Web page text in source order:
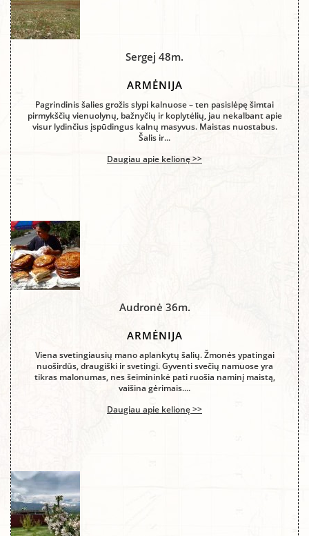
Sergej 48m.
ARMĖNIJA
Pagrindinis šalies grožis slypi kalnuose – ten pasislėpę šimtai
pirmykščių vienuolynų, bažnyčių ir koplytėlių, jau nekalbant apie
visur lydinčius įspūdingus kalnų masyvus. Maistas nuostabus.
Šalis ir...
Daugiau apie kelionę >>
Audronė 36m.
ARMĖNIJA
Viena svetingiausių mano aplankytų šalių. Žmonės ypatingai
nuoširdūs, draugiški ir svetingi. Gyventi svečių namuose yra
tikras malonumas, nes šeimininkė pati ruošia naminį maistą,
vaišina gėrimais....
Daugiau apie kelionę >>